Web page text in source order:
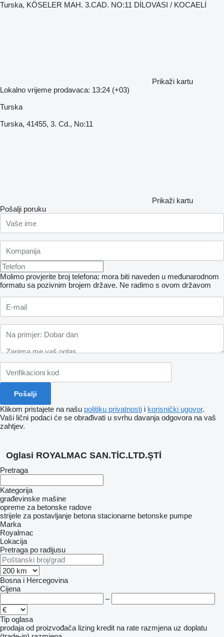
Turska, KÖSELER MAH. 3.CAD. NO:11 DİLOVASI / KOCAELİ
Prikaži kartu
Lokalno vrijeme prodavaca: 13:24 (+03)
Turska
Turska, 41455, 3. Cd., No:11
Prikaži kartu
Pošalji poruku
Molimo provjerite broj telefona: mora biti naveden u međunarodnom
formatu sa pozivnim brojem države. Ne radimo s ovom državom
Klikom pristajete na našu politiku privatnosti i korisnički ugovor.
Vaši lični podaci će se obrađivati ​​u svrhu davanja odgovora na vaš
zahtjev.
Oglasi ROYALMAC SAN.TİC.LTD.ŞTİ
Pretraga
Kategorija
građevinske mašine
opreme za betonske radove
strijele za postavljanje betona stacionarne betonske pumpe
Marka
Royalmac
Lokacija
Pretraga po radijusu
Bosna i Hercegovina
Cijena
–
Tip oglasa
prodaja od proizvođača lizing kredit na rate razmjena uz doplatu